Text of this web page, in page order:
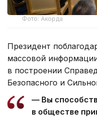
Фото: Акорда
Президент
массовой
в построении
Безопасного и
— Вы
в обществе